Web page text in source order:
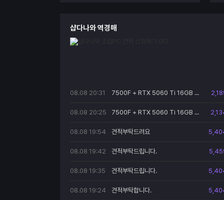
샵다나와 역경매
08.08 20:31 7500F + RTX 5060 Ti 16GB 조립PC 견적 요청
08.08 20:25 7500F + RTX 5060 Ti 16GB 조립PC 견적 요청
08.08 19:54 견적부탁드려요
08.08 19:42 견적부탁드립니다.
08.08 19:35 견적부탁드립니다.
08.08 19:24 견적부탁합니다.